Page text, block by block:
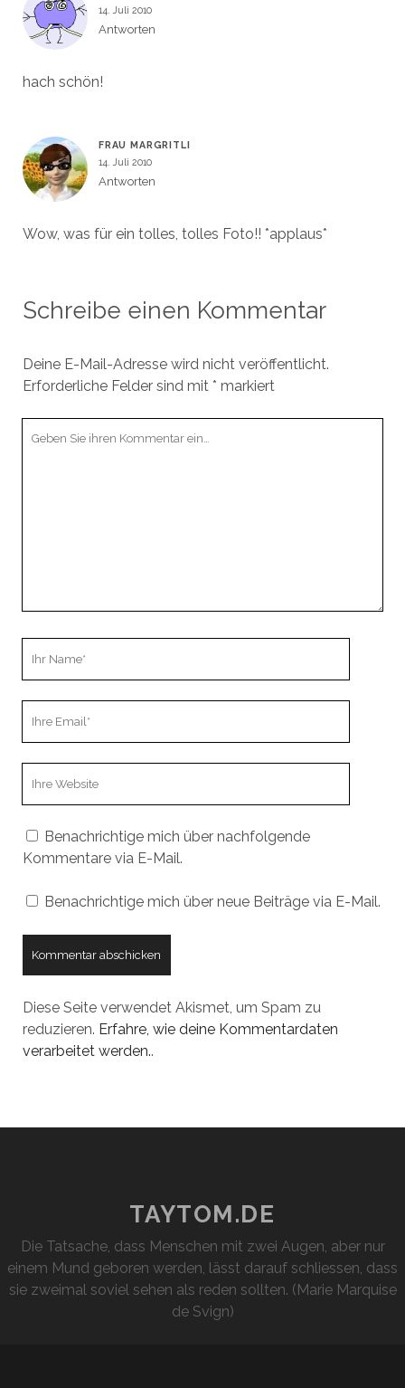
14. Juli 2010
Antworten
hach schön!
FRAU MARGRITLI
14. Juli 2010
Antworten
Wow, was für ein tolles, tolles Foto!! *applaus*
Schreibe einen Kommentar
Deine E-Mail-Adresse wird nicht veröffentlicht.
Erforderliche Felder sind mit * markiert
Benachrichtige mich über nachfolgende
Kommentare via E-Mail.
Benachrichtige mich über neue Beiträge via E-Mail.
Diese Seite verwendet Akismet, um Spam zu
reduzieren. Erfahre, wie deine Kommentardaten
verarbeitet werden..
TAYTOM.DE
Die Tatsache, dass Menschen mit zwei Augen, aber nur
einem Mund geboren werden, lässt darauf schliessen, dass
sie zweimal soviel sehen als reden sollten. (Marie Marquise
de Svign)